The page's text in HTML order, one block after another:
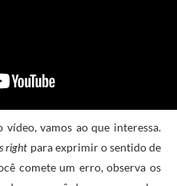
vamos ao que interessa.
right para exprimir o sentido de
comete um erro, observa os